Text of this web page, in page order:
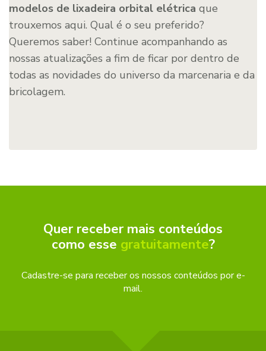
modelos de lixadeira orbital elétrica que
trouxemos aqui. Qual é o seu preferido?
Queremos saber! Continue acompanhando as
nossas atualizações a fim de ficar por dentro de
todas as novidades do universo da marcenaria e da
bricolagem.
Quer receber mais conteúdos
como esse gratuitamente?
Cadastre-se para receber os nossos conteúdos por e-
mail.